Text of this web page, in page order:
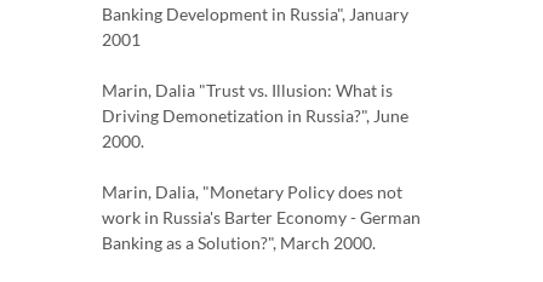
Banking Development in Russia", January
2001
Marin, Dalia "Trust vs. Illusion: What is
Driving Demonetization in Russia?", June
2000.
Marin, Dalia, "Monetary Policy does not
work in Russia's Barter Economy - German
Banking as a Solution?", March 2000.